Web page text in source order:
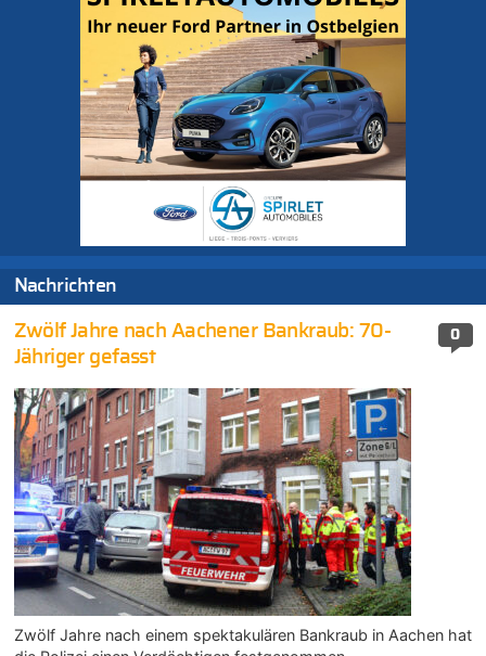
Nachrichten
0
Zwölf Jahre nach Aachener Bankraub: 70-
Jähriger gefasst
Zwölf Jahre nach einem spektakulären Bankraub in Aachen hat